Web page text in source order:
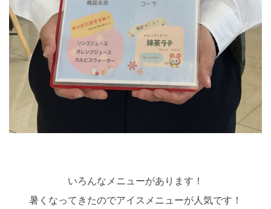
いろんなメニューがあります！
暑くなってきたのでアイスメニューが人気です！